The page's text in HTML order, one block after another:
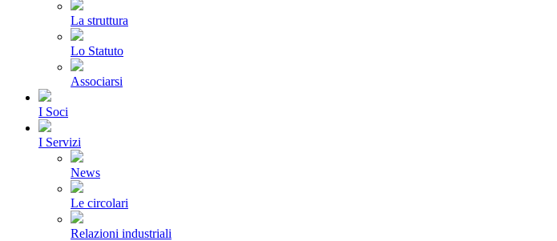
La struttura
Lo Statuto
Associarsi
I Soci
I Servizi
News
Le circolari
Relazioni industriali